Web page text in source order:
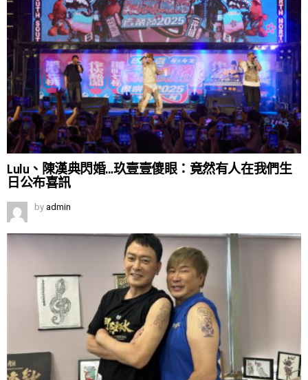
Lulu、陳漢典閃婚…玖壹壹傻眼：竟然有人在我們生
日公布喜訊
by admin